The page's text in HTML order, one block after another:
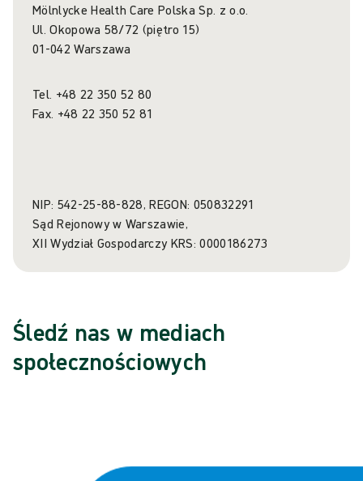
Mölnlycke Health Care Polska Sp. z o.o.
Ul. Okopowa 58/72 (piętro 15)
01-042 Warszawa
Tel. +48 22 350 52 80
Fax. +48 22 350 52 81
NIP: 542-25-88-828, REGON: 050832291
Sąd Rejonowy w Warszawie,
XII Wydział Gospodarczy KRS: 0000186273
Śledź nas w mediach
społecznościowych